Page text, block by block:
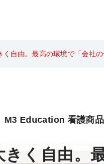
く自由。最高の環境で「会社
M3 Education 看護商
きく自由。